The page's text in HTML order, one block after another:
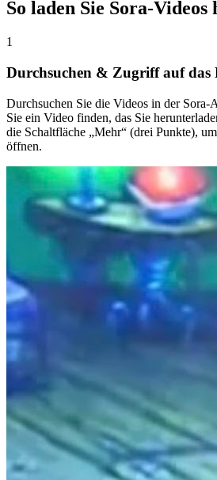
So laden Sie Sora-
1
Durchsuchen & Zugriff auf das
Durchsuchen Sie die Videos in der
Sie ein Video finden, das Sie
die Schaltfläche „Mehr“ (drei Punkte),
öffnen.